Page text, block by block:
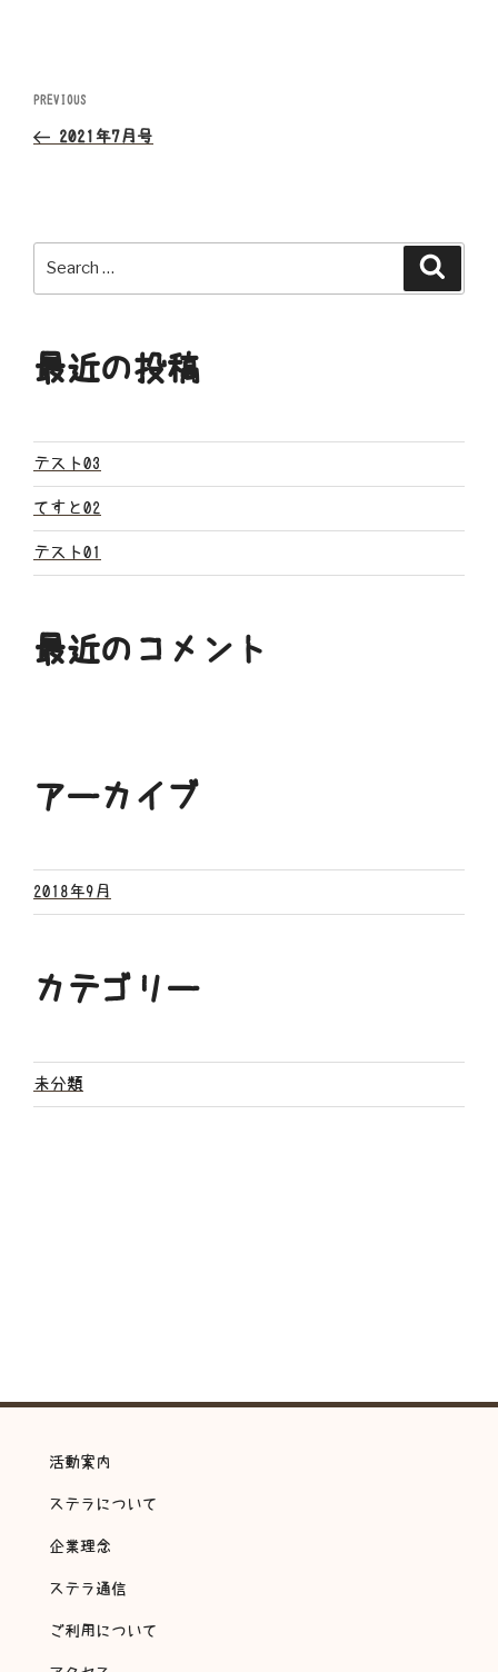
投
稿
ビ
ゲ
シ
ン
Previous
Post
PREVIOUS
2021年7月号
最近の投稿
テスト03
てすと02
テスト01
最近のコメント
アーカイブ
2018年9月
カテゴリー
未分類
活動案内
ステラについて
企業理念
ステラ通信
ご利用について